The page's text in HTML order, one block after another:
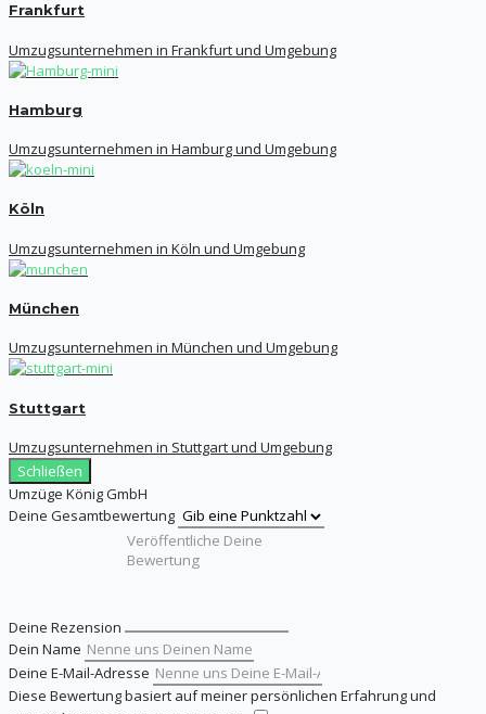
Frankfurt
Umzugsunternehmen in Frankfurt und Umgebung
Hamburg
Umzugsunternehmen in Hamburg und Umgebung
Köln
Umzugsunternehmen in Köln und Umgebung
München
Umzugsunternehmen in München und Umgebung
Stuttgart
Umzugsunternehmen in Stuttgart und Umgebung
Schließen
Umzüge König GmbH
Deine Gesamtbewertung
Deine Rezension
Dein Name
Deine E-Mail-Adresse
Diese Bewertung basiert auf meiner persönlichen Erfahrung und